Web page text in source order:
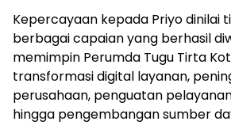
Kepercayaan kepada Priyo dinilai
berbagai capaian yang berhasil
memimpin Perumda Tugu Tirta
transformasi digital layanan,
perusahaan, penguatan
hingga pengembangan sumber